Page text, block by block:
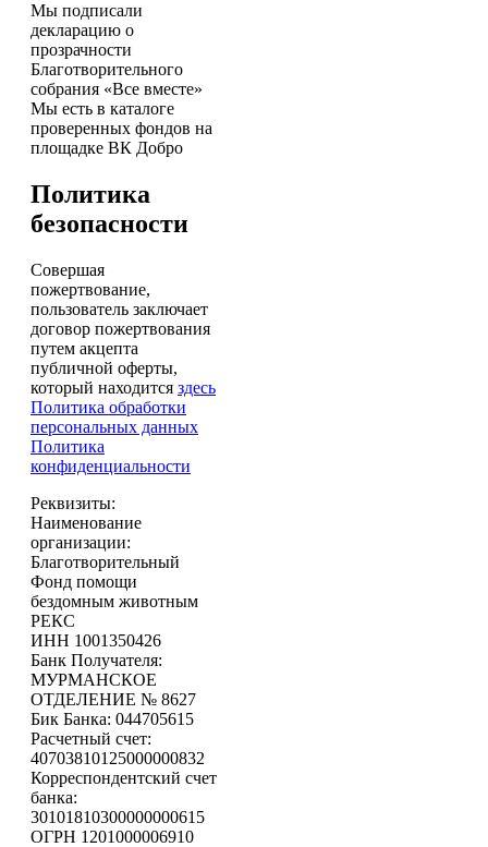
Мы подписали
декларацию о
прозрачности
Благотворительного
собрания «Все вместе»
Мы есть в каталоге
проверенных фондов на
площадке ВК Добро
Политика
безопасности
Совершая
пожертвование,
пользователь заключает
договор пожертвования
путем акцепта
публичной оферты,
который находится здесь
Политика обработки
персональных данных
Политика
конфиденциальности
Реквизиты:
Наименование
организации:
Благотворительный
Фонд помощи
бездомным животным
РЕКС
ИНН 1001350426
Банк Получателя:
МУРМАНСКОЕ
ОТДЕЛЕНИЕ № 8627
Бик Банка: 044705615
Расчетный счет:
40703810125000000832
Корреспондентский счет
банка:
30101810300000000615
ОГРН 1201000006910